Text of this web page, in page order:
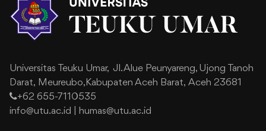
Universitas Teuku Umar, Jl. Alue Peunyareng, Ujong Tanoh
Darat, Meureubo,Kabupaten Aceh Barat, Aceh 23681
+62 655-7110535
info@utu.ac.id
humas@utu.ac.id